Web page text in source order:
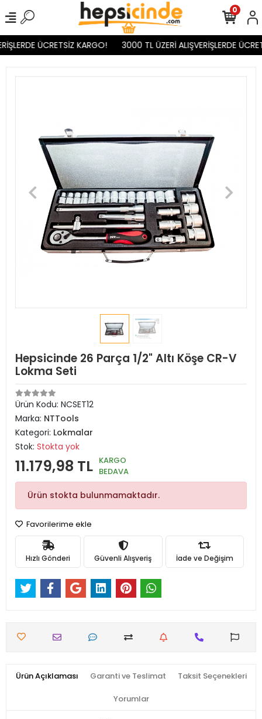
ÜCRETSİZ KARGO! 3000 TL ÜZERİ ALIŞVERİŞLERDE
0
Hepsicinde 26 Parça 1/2" Altı Köşe CR-V
Lokma Seti
Ürün Kodu: NCSET12
Marka: NTTools
Kategori: Lokmalar
Stok: Stokta yok
11.179,98 TL KARGO
BEDAVA
Ürün stokta bulunmamaktadır.
Favorilerime ekle
Hızlı Gönderi Güvenli Alışveriş İade ve Değişim
Ürün Açıklaması Garanti ve Teslimat Taksit Seçenekleri
Yorumlar